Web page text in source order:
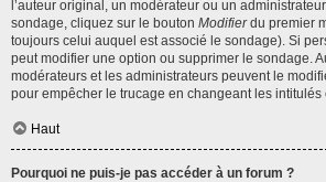
l’auteur original, un modérateur ou un
sondage, cliquez sur le bouton Modifierdu premier
toujours celui auquel est associé le sondage). Si
peut modifier une option ou supprimer le sondage.
modérateurs et les administrateurs peuvent le
pour empêcher le trucage en changeant les
Haut
Pourquoi ne puis-je pas accéder à un forum ?